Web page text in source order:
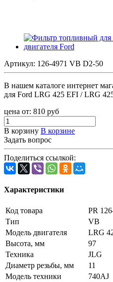
Артикул: 126-4971 VB D2-50
В нашем каталоге интернет
для Ford LRG 425 EFI / LRG
цена от: 810 руб
В корзину В корзине
Задать вопрос
Поделиться ссылкой:
Характеристики
Код товара
PR
Тип
VB
Модель двигателя
LRG
Высота, мм
97
Техника
JLG
Диаметр резьбы, мм
11
Модель техники
740AJ